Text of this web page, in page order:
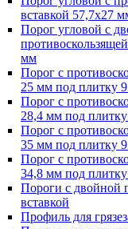
вставкой 57,7х27
Порог угловой с
мм
Порог с
25 мм под плитку
Порог с
28,4 мм под
Порог с
35 мм под плитку
Порог с
34,8 мм под
Пороги с двойной
вставкой
Профиль для